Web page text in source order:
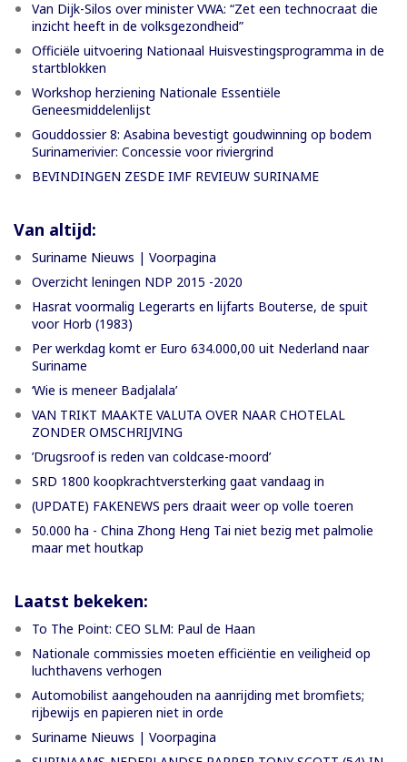
Van Dijk-Silos over minister VWA: “Zet een technocraat die
inzicht heeft in de volksgezondheid”
Officiële uitvoering Nationaal Huisvestingsprogramma in de
startblokken
Workshop herziening Nationale Essentiële
Geneesmiddelenlijst
Gouddossier 8: Asabina bevestigt goudwinning op bodem
Surinamerivier: Concessie voor riviergrind
BEVINDINGEN ZESDE IMF REVIEUW SURINAME
Van altijd:
Suriname Nieuws | Voorpagina
Overzicht leningen NDP 2015 -2020
Hasrat voormalig Legerarts en lijfarts Bouterse, de spuit
voor Horb (1983)
Per werkdag komt er Euro 634.000,00 uit Nederland naar
Suriname
‘Wie is meneer Badjalala’
VAN TRIKT MAAKTE VALUTA OVER NAAR CHOTELAL
ZONDER OMSCHRIJVING
’Drugsroof is reden van coldcase-moord’
SRD 1800 koopkrachtversterking gaat vandaag in
(UPDATE) FAKENEWS pers draait weer op volle toeren
50.000 ha - China Zhong Heng Tai niet bezig met palmolie
maar met houtkap
Laatst bekeken:
To The Point: CEO SLM: Paul de Haan
Nationale commissies moeten efficiëntie en veiligheid op
luchthavens verhogen
Automobilist aangehouden na aanrijding met bromfiets;
rijbewijs en papieren niet in orde
Suriname Nieuws | Voorpagina